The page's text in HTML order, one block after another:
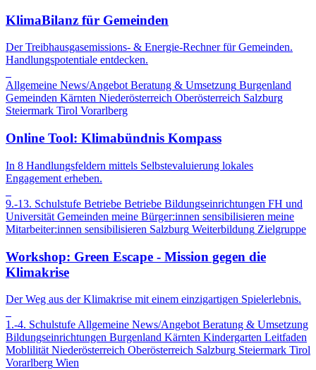
KlimaBilanz für Gemeinden
Der Treibhausgasemissions- & Energie-Rechner für Gemeinden.
Handlungspotentiale entdecken.
Allgemeine News/Angebot Beratung & Umsetzung Burgenland
Gemeinden Kärnten Niederösterreich Oberösterreich Salzburg
Steiermark Tirol Vorarlberg
Online Tool: Klimabündnis Kompass
In 8 Handlungsfeldern mittels Selbstevaluierung lokales
Engagement erheben.
9.-13. Schulstufe Betriebe Betriebe Bildungseinrichtungen FH und
Universität Gemeinden meine Bürger:innen sensibilisieren meine
Mitarbeiter:innen sensibilisieren Salzburg Weiterbildung Zielgruppe
Workshop: Green Escape - Mission gegen die
Klimakrise
Der Weg aus der Klimakrise mit einem einzigartigen Spielerlebnis.
1.-4. Schulstufe Allgemeine News/Angebot Beratung & Umsetzung
Bildungseinrichtungen Burgenland Kärnten Kindergarten Leitfaden
Moblilität Niederösterreich Oberösterreich Salzburg Steiermark Tirol
Vorarlberg Wien